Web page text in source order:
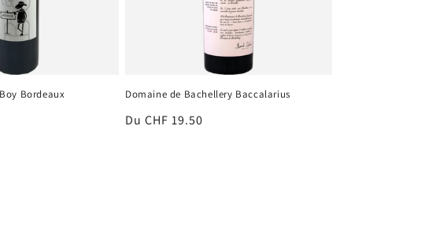
Bordeaux Domaine de Bachellery Baccalarius
Prix
Du CHF 19.50